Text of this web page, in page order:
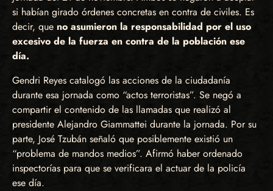
si habían girado órdenes concretas en contra de civiles. Es
decir, que no asumieron la responsabilidad por el uso
excesivo de la fuerza en contra de la población ese
día.
Gendri Reyes catalogó las acciones de la ciudadanía
durante esa jornada como “actos terroristas”. Se negó a
compartir el contenido de las llamadas que realizó al
presidente Alejandro Giammattei durante la jornada. Por su
parte, José Tzubán señaló que posiblemente existió un
“problema de mandos medios”. Afirmó haber ordenado
inspectorías para que se verificara el actuar de la policía
ese día.